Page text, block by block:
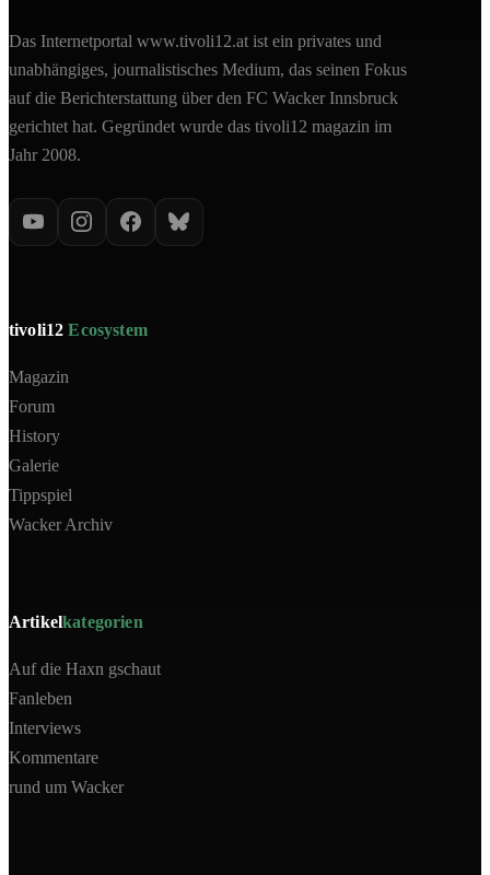
Das Internetportal www.tivoli12.at ist ein privates und
unabhängiges, journalistisches Medium, das seinen Fokus
auf die Berichterstattung über den FC Wacker Innsbruck
gerichtet hat. Gegründet wurde das tivoli12 magazin im
Jahr 2008.
tivoli12Ecosystem
Magazin
Forum
History
Galerie
Tippspiel
Wacker Archiv
Artikelkategorien
Auf die Haxn gschaut
Fanleben
Interviews
Kommentare
rund um Wacker